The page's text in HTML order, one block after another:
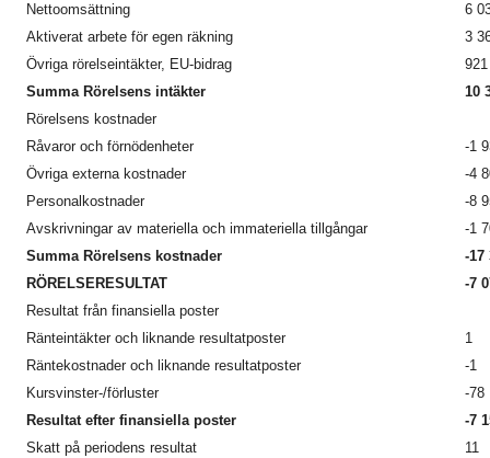
Nettoomsättning
6
Aktiverat arbete för egen räkning
3
Övriga rörelseintäkter, EU-bidrag
921
Summa Rörelsens intäkter
10
Rörelsens kostnader
Råvaror och förnödenheter
-1
Övriga externa kostnader
-4
Personalkostnader
-8
Avskrivningar av materiella och immateriella tillgångar
-1
Summa Rörelsens kostnader
-17
RÖRELSERESULTAT
-7
Resultat från finansiella poster
Ränteintäkter och liknande resultatposter
1
Räntekostnader och liknande resultatposter
-1
Kursvinster-/förluster
-78
Resultat efter finansiella poster
-7
Skatt på periodens resultat
11